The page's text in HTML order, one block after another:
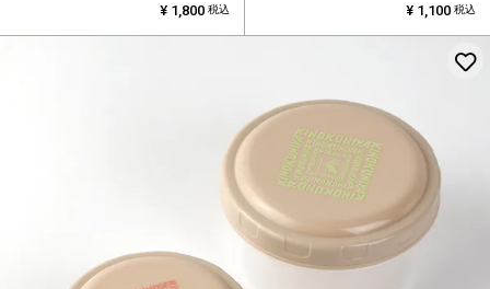
¥ 1,800 税込 ¥ 1,100 税込